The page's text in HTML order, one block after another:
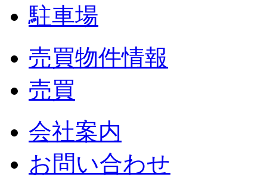
駐車場
売買物件情報
売買
会社案内
お問い合わせ